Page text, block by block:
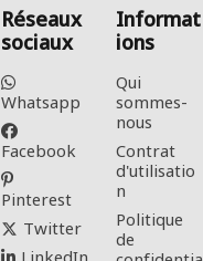
Réseaux
sociaux
Whatsapp
Facebook
Pinterest
Twitter
Informat
ions
Qui
sommes-
nous
Contrat
d'utilisatio
n
Politique
de